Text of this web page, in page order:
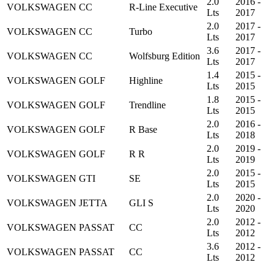
VOLKSWAGEN CC R-Line Executive
Lts
2017
VOLKSWAGEN CC Turbo
2.0
Lts
2017 -
2017
VOLKSWAGEN CC Wolfsburg Edition
3.6
Lts
2017 -
2017
VOLKSWAGEN GOLF Highline
1.4
Lts
2015 -
2015
VOLKSWAGEN GOLF Trendline
1.8
Lts
2015 -
2015
VOLKSWAGEN GOLF R Base
2.0
Lts
2016 -
2018
VOLKSWAGEN GOLF R R
2.0
Lts
2019 -
2019
VOLKSWAGEN GTI SE
2.0
Lts
2015 -
2015
VOLKSWAGEN JETTA GLI S
2.0
Lts
2020 -
2020
VOLKSWAGEN PASSAT CC
2.0
Lts
2012 -
2012
VOLKSWAGEN PASSAT CC
3.6
Lts
2012 -
2012